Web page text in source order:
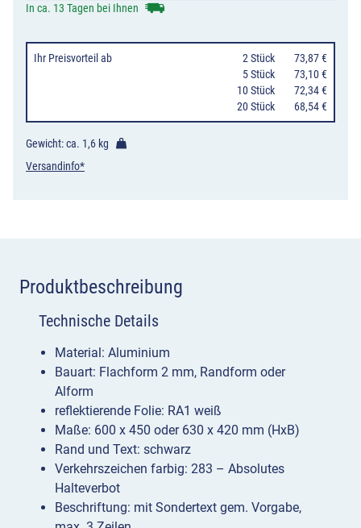
In ca. 13 Tagen bei Ihnen
Ihr Preisvorteil ab 2 Stück
73,87 €
5 Stück
73,10 €
10 Stück
72,34 €
20 Stück
68,54 €
Gewicht: ca. 1,6 kg
Versandinfo*
Produktbeschreibung
Technische Details
Material: Aluminium
Bauart: Flachform 2 mm, Randform oder
Alform
reflektierende Folie: RA1 weiß
Maße: 600 x 450 oder 630 x 420 mm (HxB)
Rand und Text: schwarz
Verkehrszeichen farbig: 283 – Absolutes
Halteverbot
Beschriftung: mit Sondertext gem. Vorgabe,